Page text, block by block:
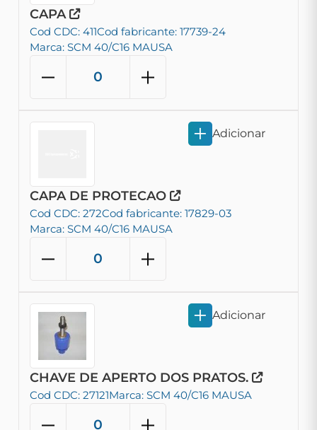
CAPA
Cod CDC: 411Cod fabricante: 17739-24
Marca: SCM 40/C16 MAUSA
CAPA DE PROTECAO
Cod CDC: 272Cod fabricante: 17829-03
Marca: SCM 40/C16 MAUSA
Adicionar
CHAVE DE APERTO DOS PRATOS.
Cod CDC: 27121Marca: SCM 40/C16 MAUSA
Adicionar